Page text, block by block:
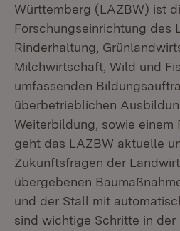
Württemberg (LAZBW) ist
Forschungseinrichtung des
Rinderhaltung,
Milchwirtschaft, Wild und
umfassenden
überbetrieblichen
Weiterbildung, sowie einem
geht das LAZBW aktuelle
Zukunftsfragen der
übergebenen
und der Stall mit
sind wichtige Schritte in der